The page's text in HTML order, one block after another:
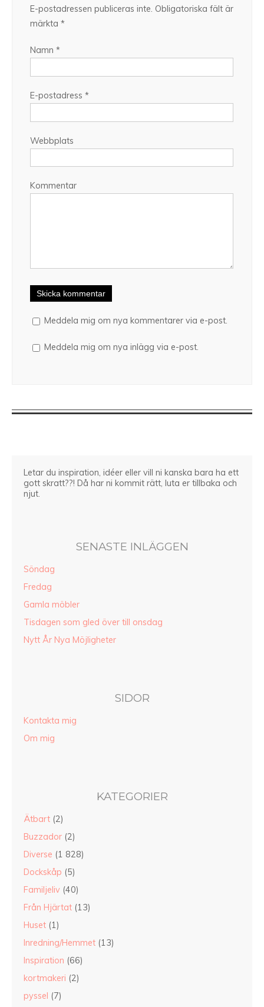
E-postadressen publiceras inte. Obligatoriska fält är
märkta *
Namn *
E-postadress *
Webbplats
Kommentar
Meddela mig om nya kommentarer via e-post.
Meddela mig om nya inlägg via e-post.
Letar du inspiration, idéer eller vill ni kanska bara ha ett
gott skratt??! Då har ni kommit rätt, luta er tillbaka och
njut.
SENASTE INLÄGGEN
Söndag
Fredag
Gamla möbler
Tisdagen som gled över till onsdag
Nytt År Nya Möjligheter
SIDOR
Kontakta mig
Om mig
KATEGORIER
Ätbart (2)
Buzzador (2)
Diverse (1 828)
Dockskåp (5)
Familjeliv (40)
Från Hjärtat (13)
Huset (1)
Inredning/Hemmet (13)
Inspiration (66)
kortmakeri (2)
pyssel (7)